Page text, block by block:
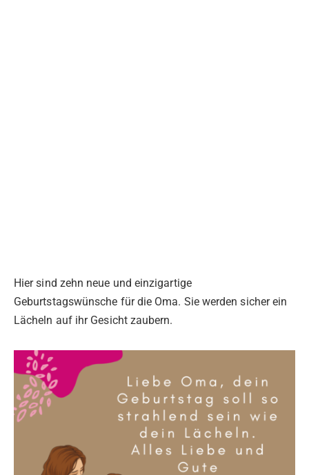
Hier sind zehn neue und einzigartige
Geburtstagswünsche für die Oma. Sie werden sicher ein
Lächeln auf ihr Gesicht zaubern.